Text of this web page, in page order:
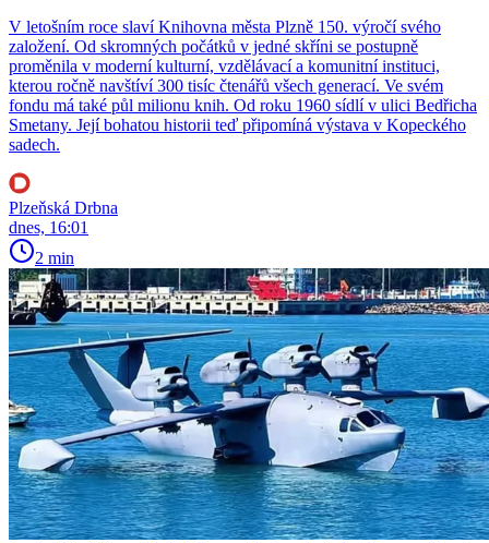
V letošním roce slaví Knihovna města Plzně 150. výročí svého
založení. Od skromných počátků v jedné skříni se postupně
proměnila v moderní kulturní, vzdělávací a komunitní instituci,
kterou ročně navštíví 300 tisíc čtenářů všech generací. Ve svém
fondu má také půl milionu knih. Od roku 1960 sídlí v ulici Bedřicha
Smetany. Její bohatou historii teď připomíná výstava v Kopeckého
sadech.
Plzeňská Drbna
dnes, 16:01
2 min